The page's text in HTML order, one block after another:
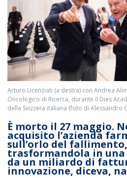
Arturo Licenziati (a destra) con Andrea
Oncologico di Ricerca, durante il Dies
della Svizzera italiana (foto di Alessandro
È morto il 27 maggio.
acquisito l’azienda
sull’orlo del fallimento,
trasformandola in
da un miliardo di
innovazione, diceva,